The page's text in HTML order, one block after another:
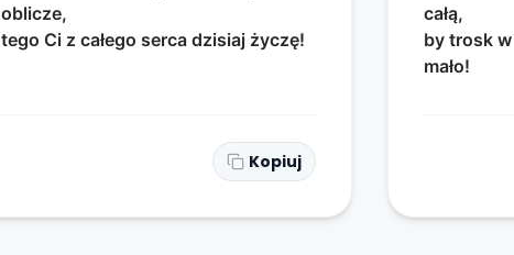
oblicze,
tego Ci z całego serca dzisiaj życzę!
Kopiuj
całą,
by trosk
mało!